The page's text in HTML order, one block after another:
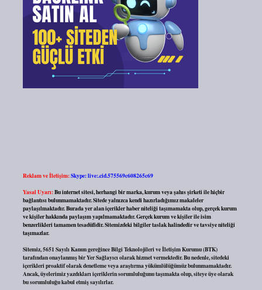
Reklam ve İletişim:Skype: live:.cid.575569c608265c69
Yasal Uyarı:Bu internet sitesi, herhangi bir marka, kurum veya şahıs şirketi ile hiçbir
bağlantısı bulunmamaktadır. Sitede yalnızca kendi hazırladığımız makaleler
paylaşılmaktadır. Burada yer alan içerikler haber niteliği taşımamakta olup, gerçek kurum
ve kişiler hakkında paylaşım yapılmamaktadır. Gerçek kurum ve kişiler ile isim
benzerlikleri tamamen tesadüfidir. Sitemizdeki bilgiler taslak halindedir ve tavsiye niteliği
taşımazlar.
Sitemiz, 5651 Sayılı Kanun gereğince Bilgi Teknolojileri ve İletişim Kurumu (BTK)
tarafından onaylanmış bir Yer Sağlayıcı olarak hizmet vermektedir. Bu nedenle, sitedeki
içerikleri proaktif olarak denetleme veya araştırma yükümlülüğümüz bulunmamaktadır.
Ancak, üyelerimiz yazdıkları içeriklerin sorumluluğunu taşımakta olup, siteye üye olarak
bu sorumluluğu kabul etmiş sayılırlar.